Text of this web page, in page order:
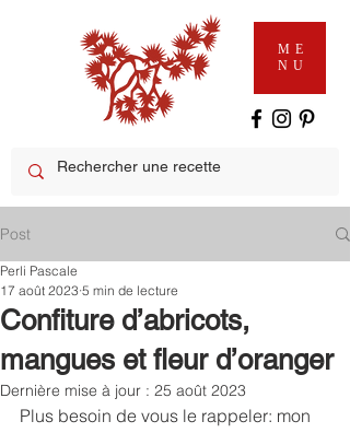
ME
NU
Post
Confiture d’abricots,
mangues et fleur d’oranger
Perli Pascale
17 août 2023 5 min de lecture
Dernière mise à jour : 25 août 2023
Plus besoin de vous le rappeler: mon